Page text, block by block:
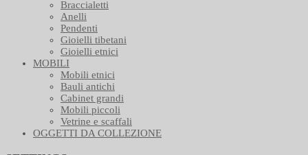
Braccialetti
Anelli
Pendenti
Gioielli tibetani
Gioielli etnici
MOBILI
Mobili etnici
Bauli antichi
Cabinet grandi
Mobili piccoli
Vetrine e scaffali
OGGETTI DA COLLEZIONE